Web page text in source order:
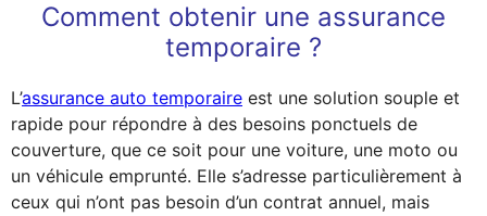
Comment obtenir une assurance
temporaire ?
L’assurance auto temporaire est une solution souple et
rapide pour répondre à des besoins ponctuels de
couverture, que ce soit pour une voiture, une moto ou
un véhicule emprunté. Elle s’adresse particulièrement à
ceux qui n’ont pas besoin d’un contrat annuel, mais